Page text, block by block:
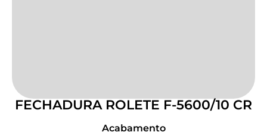
FECHADURA ROLETE F-5600/10 CR
Acabamento